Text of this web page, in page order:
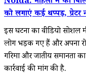
को लगाएं कई थप्पड़,
इस घटना का वीडियो सोशल
लोग भड़क गए हैं और अपना
गरिमा और जातीय समानता
कार्रवाई की मांग की है.